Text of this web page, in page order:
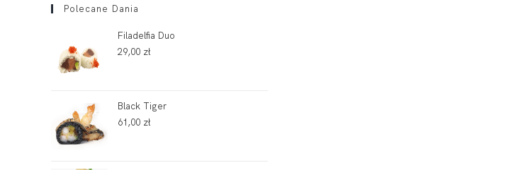
Polecane Dania
Filadelfia Duo
29,00 zł
Black Tiger
61,00 zł